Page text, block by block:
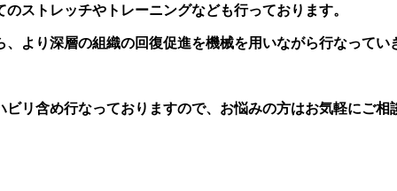
ストレッチやトレーニングなども行っております。
より深層の組織の回復促進を機械を用いながら行なってい
リ含め行なっておりますので、お悩みの方はお気軽にご相